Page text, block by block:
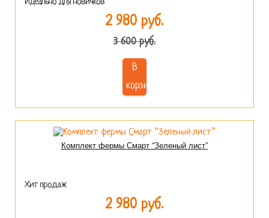
2 980 руб.
3 600 руб.
В
корзину
Комплект фермы Смарт “Зеленый лист”
Хит продаж
2 980 руб.